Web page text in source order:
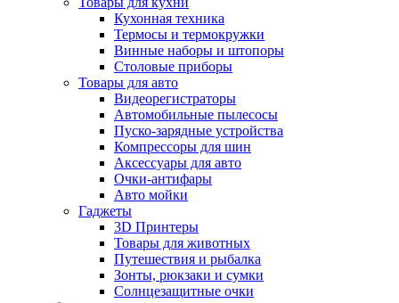
Кухонная техника
Термосы и термокружки
Винные наборы и штопоры
Столовые приборы
Товары для авто
Видеорегистраторы
Автомобильные пылесосы
Пуско-зарядные устройства
Компрессоры для шин
Аксессуары для авто
Очки-антифары
Авто мойки
Гаджеты
3D Принтеры
Товары для животных
Путешествия и рыбалка
Зонты, рюкзаки и сумки
Солнцезащитные очки